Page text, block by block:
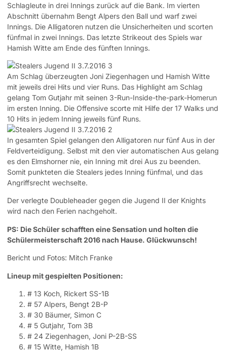
Schlagleute in drei Innings zurück auf die Bank. Im vierten
Abschnitt übernahm Bengt Alpers den Ball und warf zwei
Innings. Die Alligatoren nutzen die Unsicherheiten und scorten
fünfmal in zwei Innings. Das letzte Strikeout des Spiels war
Hamish Witte am Ende des fünften Innings.
Am Schlag überzeugten Joni Ziegenhagen und Hamish Witte
mit jeweils drei Hits und vier Runs. Das Highlight am Schlag
gelang Tom Gutjahr mit seinen 3-Run-Inside-the-park-Homerun
im ersten Inning. Die Offensive scorte mit Hilfe der 17 Walks und
10 Hits in jedem Inning jeweils fünf Runs.
In gesamten Spiel gelangen den Alligatoren nur fünf Aus in der
Feldverteidigung. Selbst mit den vier automatischen Aus gelang
es den Elmshorner nie, ein Inning mit drei Aus zu beenden.
Somit punkteten die Stealers jedes Inning fünfmal, und das
Angriffsrecht wechselte.
Der verlegte Doubleheader gegen die Jugend II der Knights
wird nach den Ferien nachgeholt.
PS: Die Schüler schafften eine Sensation und holten die
Schülermeisterschaft 2016 nach Hause. Glückwunsch!
Bericht und Fotos: Mitch Franke
Lineup mit gespielten Positionen:
# 13 Koch, Rickert SS-1B
# 57 Alpers, Bengt 2B-P
# 30 Bäumer, Simon C
# 5 Gutjahr, Tom 3B
# 24 Ziegenhagen, Joni P-2B-SS
# 15 Witte, Hamish 1B